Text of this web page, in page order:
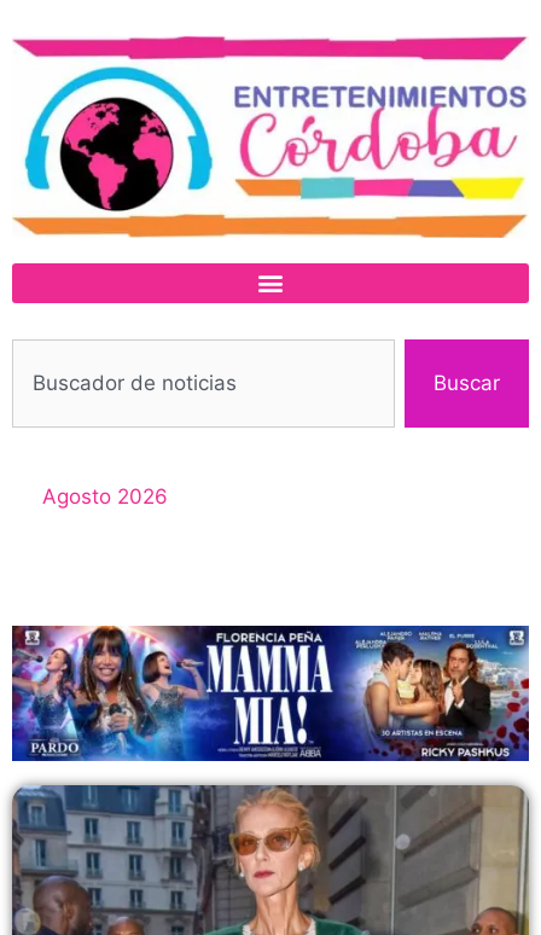
Buscar
Agosto 2026